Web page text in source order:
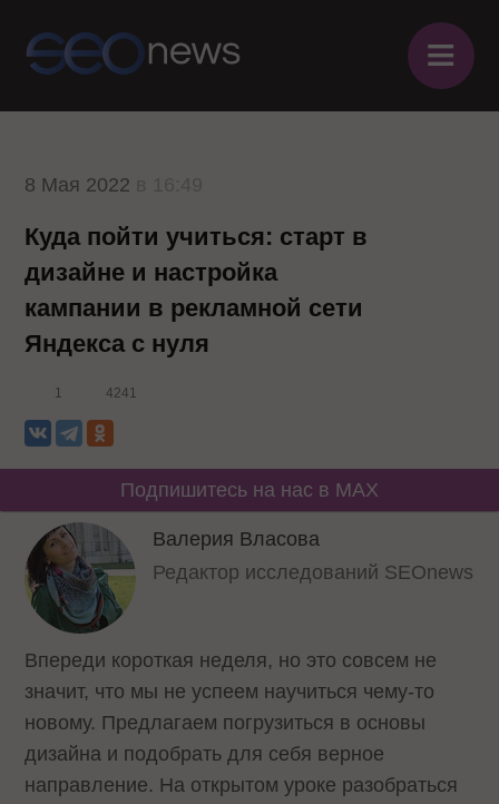
≡
8 Мая 2022
Куда пойти учиться: старт в
дизайне и настройка
кампании в рекламной сети
Яндекса с нуля
1 4241
Подпишитесь на нас в MAX
Валерия Власова
Редактор исследований SEOnews
Впереди короткая неделя, но это совсем не
значит, что мы не успеем научиться чему-то
новому. Предлагаем погрузиться в основы
дизайна и подобрать для себя верное
направление. На открытом уроке разобраться